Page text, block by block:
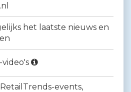
het laatste nieuws en
events,